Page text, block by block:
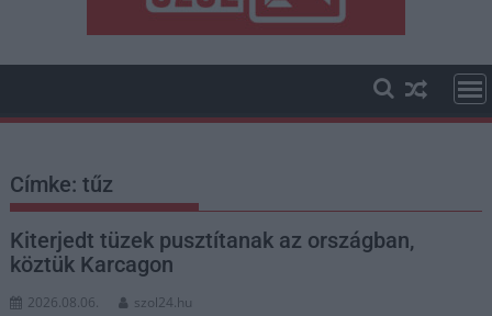
Címke:tűz
Kiterjedt tüzek pusztítanak az országban,
köztük Karcagon
2026.08.06. szol24.hu